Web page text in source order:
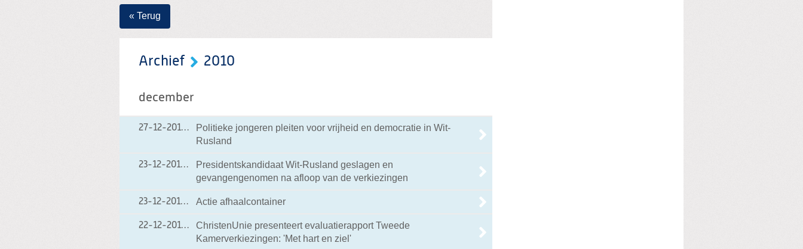
« Terug
Archief 2010
december
27-12-201027-12-2010 15:53
Politieke jongeren pleiten voor vrijheid en democratie in Wit-
Rusland
23-12-201023-12-2010 21:33
Presidentskandidaat Wit-Rusland geslagen en
gevangengenomen na afloop van de verkiezingen
23-12-201023-12-2010 14:41
Actie afhaalcontainer
22-12-201022-12-2010 18:06
ChristenUnie presenteert evaluatierapport Tweede
Kamerverkiezingen: 'Met hart en ziel'